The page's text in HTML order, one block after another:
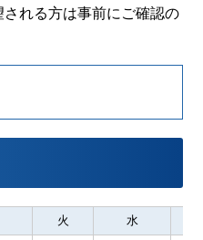
れる方は事前にご確認の
火 水